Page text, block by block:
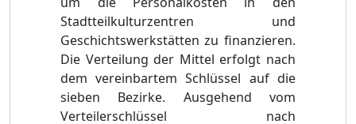
Stadtteilkulturzentren und
Geschichtswerkstätten zu finanzieren.
Die Verteilung der Mittel erfolgt nach
dem vereinbartem Schlüssel auf die
sieben Bezirke. Ausgehend vom
Verteilerschlüssel nach